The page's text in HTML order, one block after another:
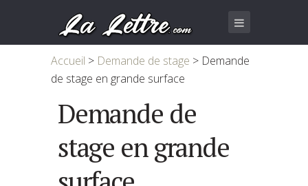
Accueil > Demande de stage > Demande
de stage en grande surface
Demande de
stage en grande